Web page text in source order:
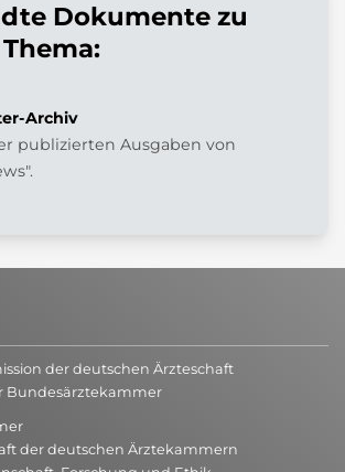
Dokumente zu
Archiv
publizierten Ausgaben von
der deutschen Ärzteschaft
Bundesärztekammer
der deutschen Ärztekammern